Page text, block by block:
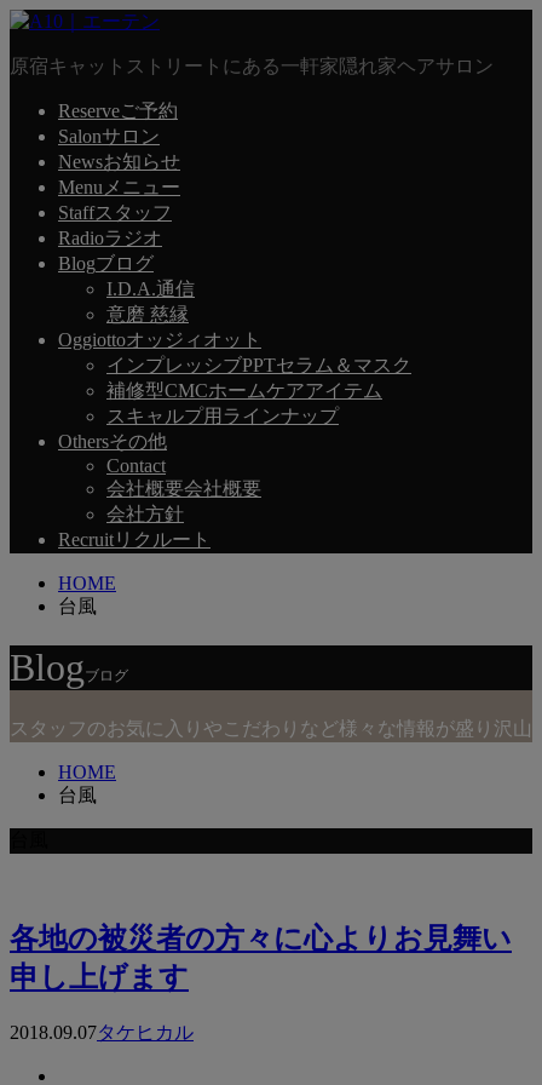
原宿キャットストリートにある一軒家隠れ家ヘアサロン
Reserveご予約
Salonサロン
Newsお知らせ
Menu メニュー
Staffスタッフ
Radioラジオ
Blogブログ
I.D.A.通信
意磨 慈縁
Oggiottoオッジィオット
インプレッシブPPTセラム＆マスク
補修型CMCホームケアアイテム
スキャルプ用ラインナップ
Othersその他
Contact
会社概要会社概要
会社方針
Recruit リクルート
HOME
台風
Blogブログ
スタッフのお気に入りやこだわりなど様々な情報が盛り沢山
HOME
台風
各地の被災者の方々に心よりお見舞い
申し上げます
2018.09.07タケヒカル